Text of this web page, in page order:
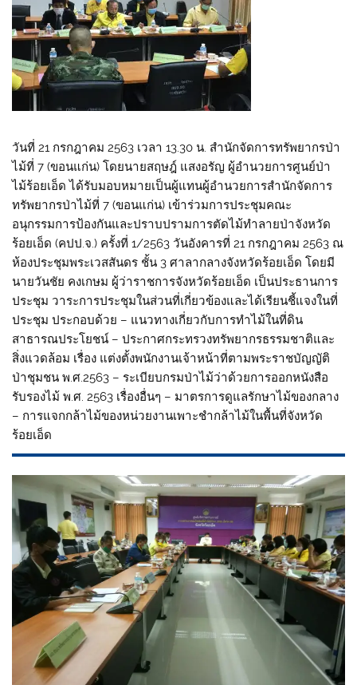
วันที่ 21 กรกฎาคม 2563 เวลา 13.30 น. สำนักจัดการทรัพยากรป่า
ไม้ที่ 7 (ขอนแก่น) โดยนายสฤษฎ์ แสงอรัญ ผู้อำนวยการศูนย์ป่า
ไม้ร้อยเอ็ด ได้รับมอบหมายเป็นผู้แทนผู้อำนวยการสำนักจัดการ
ทรัพยากรป่าไม้ที่ 7 (ขอนแก่น) เข้าร่วมการประชุมคณะ
อนุกรรมการป้องกันและปราบปรามการตัดไม้ทำลายป่าจังหวัด
ร้อยเอ็ด (คปป.จ.) ครั้งที่ 1/2563 วันอังคารที่ 21 กรกฎาคม 2563 ณ
ห้องประชุมพระเวสสันดร ชั้น 3 ศาลากลางจังหวัดร้อยเอ็ด โดยมี
นายวันชัย คงเกษม ผู้ว่าราชการจังหวัดร้อยเอ็ด เป็นประธานการ
ประชุม วาระการประชุมในส่วนที่เกี่ยวข้องและได้เรียนชี้แจงในที่
ประชุม ประกอบด้วย – แนวทางเกี่ยวกับการทำไม้ในที่ดิน
สาธารณประโยชน์ – ประกาศกระทรวงทรัพยากรธรรมชาติและ
สิ่งแวดล้อม เรื่อง แต่งตั้งพนักงานเจ้าหน้าที่ตามพระราชบัญญัติ
ป่าชุมชน พ.ศ.2563 – ระเบียบกรมป่าไม้ว่าด้วยการออกหนังสือ
รับรองไม้ พ.ศ. 2563 เรื่องอื่นๆ – มาตรการดูแลรักษาไม้ของกลาง
– การแจกกล้าไม้ของหน่วยงานเพาะชำกล้าไม้ในพื้นที่จังหวัด
ร้อยเอ็ด